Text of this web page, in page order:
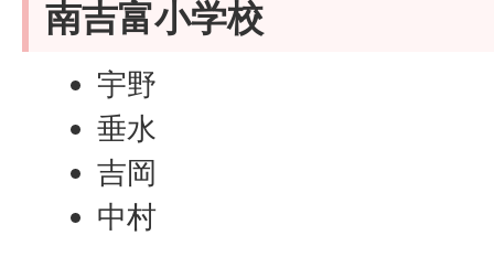
南吉富小学校
宇野
垂水
吉岡
中村